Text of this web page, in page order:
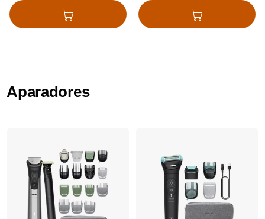
Adicionar ao cesto Adicionar ao cesto
Aparadores